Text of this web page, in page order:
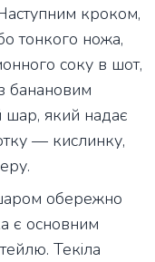
кроком,
тонкого ножа,
соку в шот,
банановим
шар, який надає
— кислинку,
обережно
є основним
Текіла